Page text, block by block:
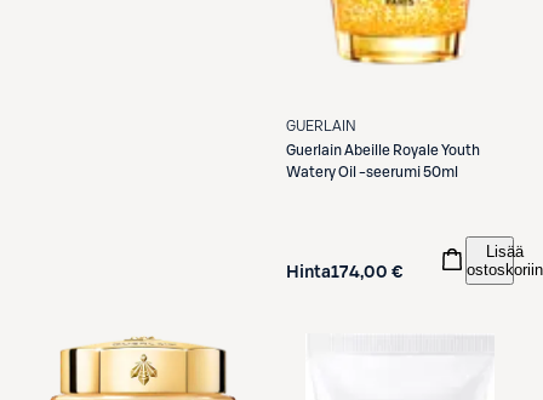
GUERLAIN
GuerlainAbeille Royale Youth
Watery Oil -seerumi 50ml
Hinta174,00 €
Lisää
ostoskoriin